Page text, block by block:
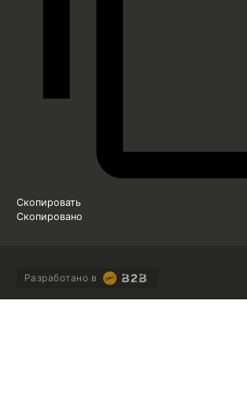
Скопировать
Скопировано
Разработано в